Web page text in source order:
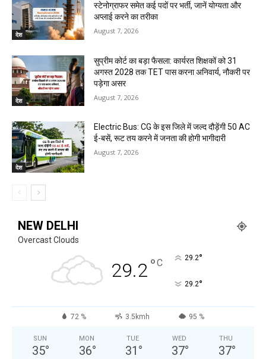
देश
स्टेनोग्राफर समेत कई पदों पर भर्ती, जानें योग्यता और
अप्लाई करने का तरीका
August 7, 2026
देश
सुप्रीम कोर्ट का बड़ा फैसला: कार्यरत शिक्षकों को 31
अगस्त 2028 तक TET पास करना अनिवार्य, नौकरी पर
पड़ेगा असर
August 7, 2026
देश
Electric Bus: CG के इस जिले में जल्द दौड़ेंगी 50 AC
ई-बसें, रूट तय करने में जनता की होगी भागीदारी
August 7, 2026
NEW DELHI
Overcast Clouds
29.2°C 29.2°
29.2°
72 % 3.5kmh 95 %
SUN
35°
MON
36°
TUE
31 °
WED
37°
THU
37°